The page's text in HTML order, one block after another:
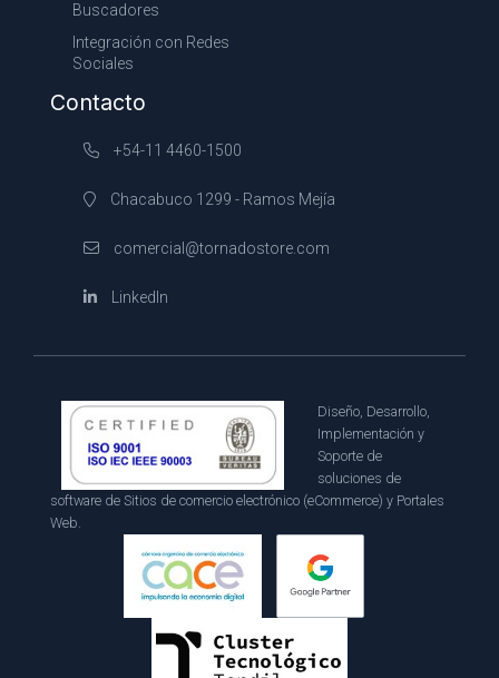
Buscadores
Integración con Redes
Sociales
Contacto
+54-11 4460-1500
Chacabuco 1299 - Ramos Mejía
comercial@tornadostore.com
LinkedIn
Diseño, Desarrollo,
Implementación y
Soporte de
soluciones de
software de Sitios de comercio electrónico (eCommerce) y Portales
Web.